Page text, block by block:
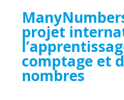
projet
comptage et
nombres